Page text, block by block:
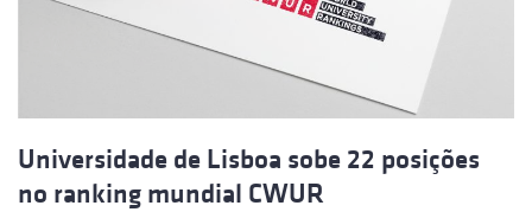
Universidade de Lisboa sobe 22 posições
no ranking mundial CWUR